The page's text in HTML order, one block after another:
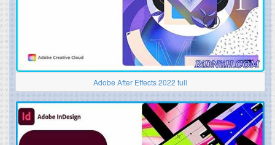
Adobe After Effects 2022 full